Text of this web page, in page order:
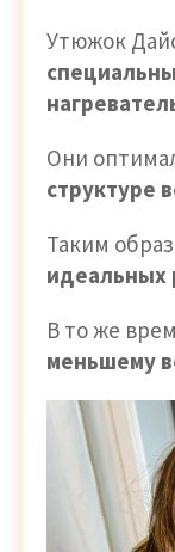
Утюжок
Они
структуре
Таким
идеальных
В то же
меньшему